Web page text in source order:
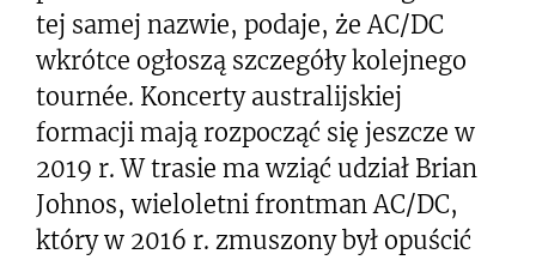
tej samej nazwie, podaje, że AC/DC
wkrótce ogłoszą szczegóły kolejnego
tournée. Koncerty australijskiej
formacji mają rozpocząć się jeszcze w
2019 r. W trasie ma wziąć udział Brian
Johnos, wieloletni frontman AC/DC,
który w 2016 r. zmuszony był opuścić